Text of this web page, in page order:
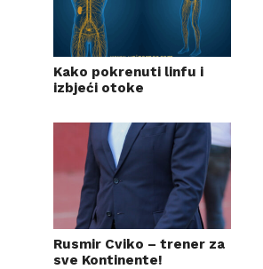
Kako pokrenuti linfu i
izbjeći otoke
Rusmir Cviko – trener za
sve Kontinente!